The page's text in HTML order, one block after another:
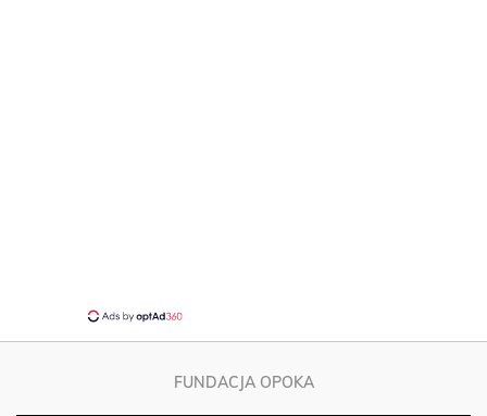
FUNDACJA OPOKA